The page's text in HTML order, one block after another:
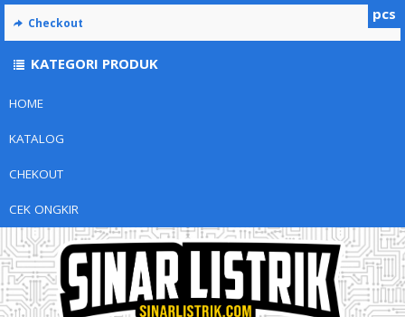
HOME
KATALOG
CHEKOUT
CEK ONGKIR
pcs
Checkout
KATEGORI PRODUK